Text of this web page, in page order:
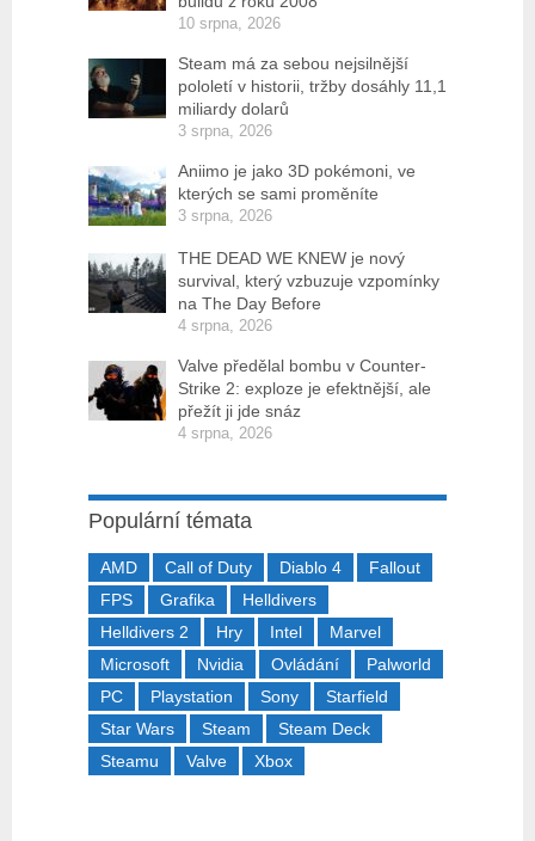
10 srpna, 2026
Steam má za sebou nejsilnější
pololetí v historii, tržby dosáhly 11,1
miliardy dolarů
3 srpna, 2026
Aniimo je jako 3D pokémoni, ve
kterých se sami proměníte
3 srpna, 2026
THE DEAD WE KNEW je nový
survival, který vzbuzuje vzpomínky
na The Day Before
4 srpna, 2026
Valve předělal bombu v Counter-
Strike 2: exploze je efektnější, ale
přežít ji jde snáz
4 srpna, 2026
Populární témata
AMD Call of Duty Diablo 4
Fallout
FPS
Grafika
Helldivers
Helldivers 2
Hry Intel
Marvel
Microsoft
Nvidia Ovládání
Palworld
PC
Playstation Sony
Starfield
Star Wars
Steam
Steam Deck
Steamu
Valve Xbox